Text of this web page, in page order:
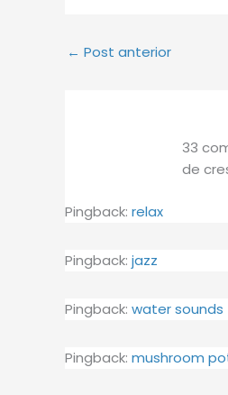
← Post anterior
33
de
Pingback: relax
Pingback: jazz
Pingback: water sounds
Pingback: mushroom